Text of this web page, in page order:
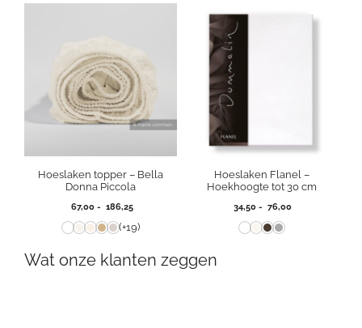
Hoeslaken topper – Bella
Donna Piccola
67,00 - 186,25Prijsklasse:
tot
(+19)
Hoeslaken Flanel –
Hoekhoogte tot 30 cm
34,50 - 76,00Prijsklasse:
Wat onze klanten zeggen